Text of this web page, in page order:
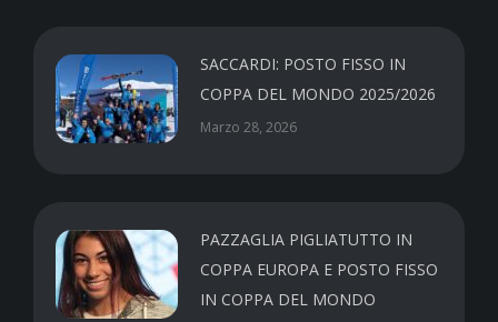
SACCARDI: POSTO FISSO IN
COPPA DEL MONDO 2025/2026
Marzo 28, 2026
PAZZAGLIA PIGLIATUTTO IN
COPPA EUROPA E POSTO FISSO
IN COPPA DEL MONDO